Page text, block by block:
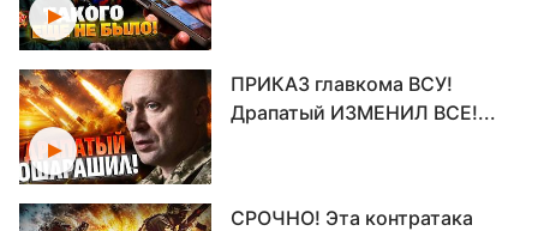
ПРИКАЗ главкома ВСУ!
Драпатый ИЗМЕНИЛ ВСЕ!...
СРОЧНО! Эта контратака